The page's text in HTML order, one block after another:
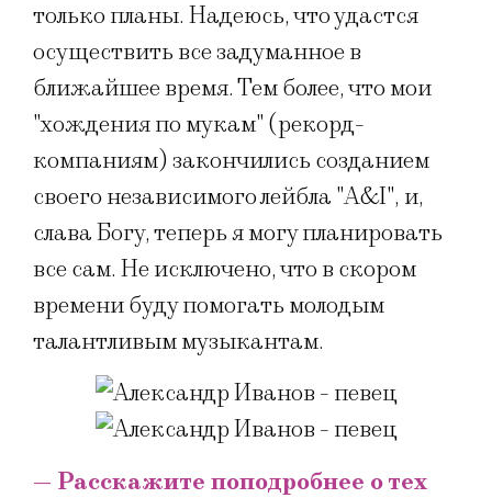
только планы. Надеюсь, что удастся
осуществить все задуманное в
ближайшее время. Тем более, что мои
"хождения по мукам" (рекорд-
компаниям) закончились созданием
своего независимого лейбла "A&I", и,
слава Богу, теперь я могу планировать
все сам. Не исключено, что в скором
времени буду помогать молодым
талантливым музыкантам.
— Расскажите поподробнее о тех